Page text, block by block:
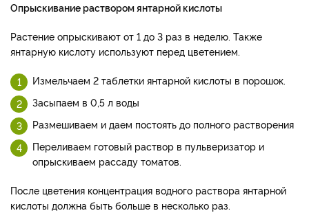
Опрыскивание раствором янтарной кислоты
Растение опрыскивают от 1 до 3 раз в неделю. Также
янтарную кислоту используют перед цветением.
Измельчаем 2 таблетки янтарной кислоты в порошок.
Засыпаем в 0,5 л воды
Размешиваем и даем постоять до полного растворения
Переливаем готовый раствор в пульверизатор и
опрыскиваем рассаду томатов.
После цветения концентрация водного раствора янтарной
кислоты должна быть больше в несколько раз.